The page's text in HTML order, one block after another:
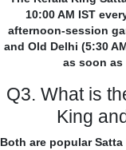
10:00 AM IST
afternoon-session
and Old Delhi (5:30
as soon
Q3. What is
King
Both are popular